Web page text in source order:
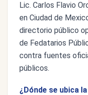
Lic. Carlos Flavio
en Ciudad de
directorio público
de Fedatarios
contra fuentes
públicos.
¿Dónde se ubica